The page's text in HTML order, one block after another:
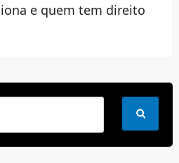
e quem tem direito